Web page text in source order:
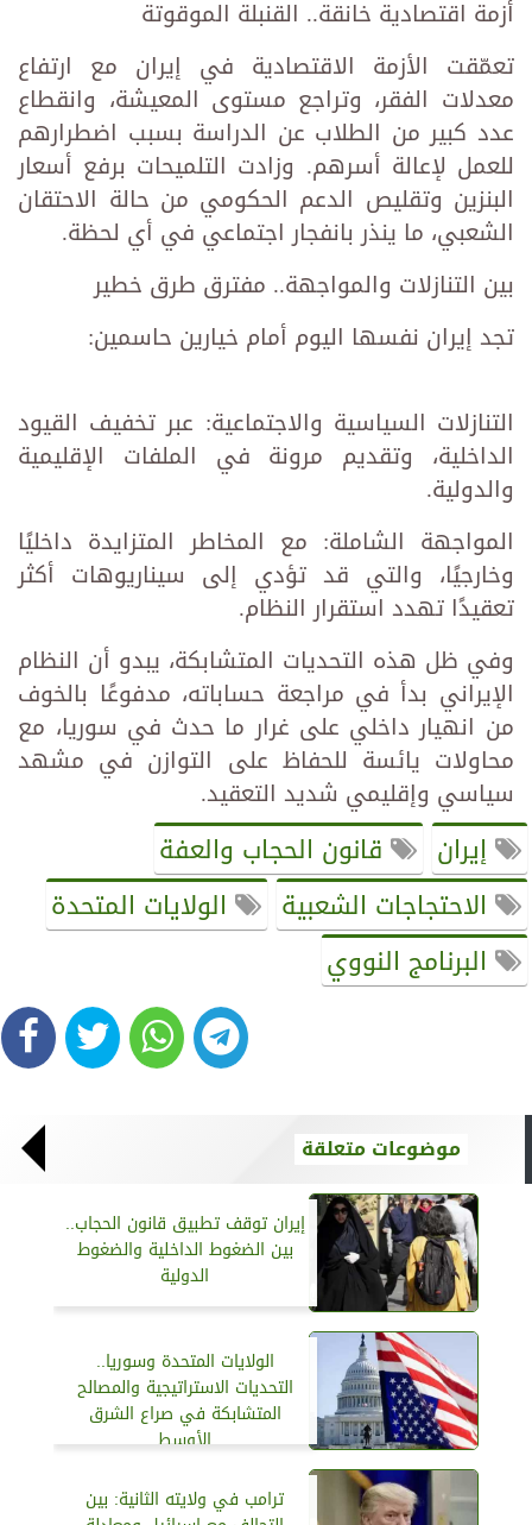
أزمة اقتصادية خانقة.. القنبلة الموقوتة
تعمّقت الأزمة الاقتصادية في إيران مع ارتفاع
معدلات الفقر، وتراجع مستوى المعيشة، وانقطاع
عدد كبير من الطلاب عن الدراسة بسبب اضطرارهم
للعمل لإعالة أسرهم. وزادت التلميحات برفع أسعار
البنزين وتقليص الدعم الحكومي من حالة الاحتقان
الشعبي، ما ينذر بانفجار اجتماعي في أي لحظة.
بين التنازلات والمواجهة.. مفترق طرق خطير
تجد إيران نفسها اليوم أمام خيارين حاسمين:
التنازلات السياسية والاجتماعية: عبر تخفيف القيود
الداخلية، وتقديم مرونة في الملفات الإقليمية
والدولية.
المواجهة الشاملة: مع المخاطر المتزايدة داخليًا
وخارجيًا، والتي قد تؤدي إلى سيناريوهات أكثر
تعقيدًا تهدد استقرار النظام.
وفي ظل هذه التحديات المتشابكة، يبدو أن النظام
الإيراني بدأ في مراجعة حساباته، مدفوعًا بالخوف
من انهيار داخلي على غرار ما حدث في سوريا، مع
محاولات يائسة للحفاظ على التوازن في مشهد
سياسي وإقليمي شديد التعقيد.
إيران
قانون الحجاب والعفة
الاحتجاجات الشعبية
الولايات المتحدة
البرنامج النووي
موضوعات متعلقة
إيران توقف تطبيق قانون الحجاب..
بين الضغوط الداخلية والضغوط
الدولية
الولايات المتحدة وسوريا..
التحديات الاستراتيجية والمصالح
المتشابكة في صراع الشرق
الأوسط
ترامب في ولايته الثانية: بين